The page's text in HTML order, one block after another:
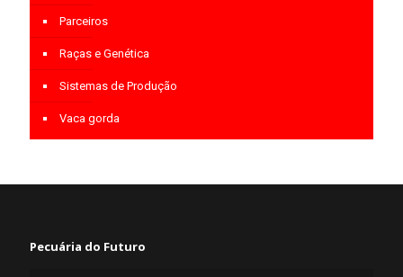
Parceiros
Raças e Genética
Sistemas de Produção
Vaca gorda
Pecuária do Futuro